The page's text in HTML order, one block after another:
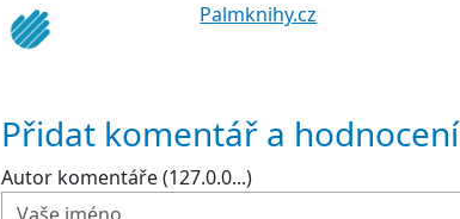
Palmknihy.cz
Přidat komentář a hodnocení
Autor komentáře (127.0.0...)